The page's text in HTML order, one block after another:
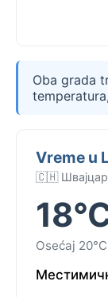
Oba grada
Vreme u
🇨🇭
Osećaj 20°C